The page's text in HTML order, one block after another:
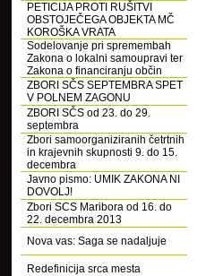
PETICIJA PROTI RUŠITVI
OBSTOJEČEGA OBJEKTA MČ
KOROŠKA VRATA
Sodelovanje pri spremembah
Zakona o lokalni samoupravi ter
Zakona o financiranju občin
ZBORI SČS SEPTEMBRA SPET
V POLNEM ZAGONU
ZBORI SČS od 23. do 29.
septembra
Zbori samoorganiziranih četrtnih
in krajevnih skupnosti 9. do 15.
decembra
Javno pismo: UMIK ZAKONA NI
DOVOLJ!
Zbori SCS Maribora od 16. do
22. decembra 2013
Nova vas: Saga se nadaljuje
Redefinicija srca mesta